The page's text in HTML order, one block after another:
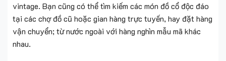
vintage. Bạn cũng có thể tìm kiếm các món đồ cổ độc đáo
tại các chợ đồ cũ hoặc gian hàng trực tuyến, hay đặt hàng
vận chuyển; từ nước ngoài với hàng nghìn mẫu mã khác
nhau.